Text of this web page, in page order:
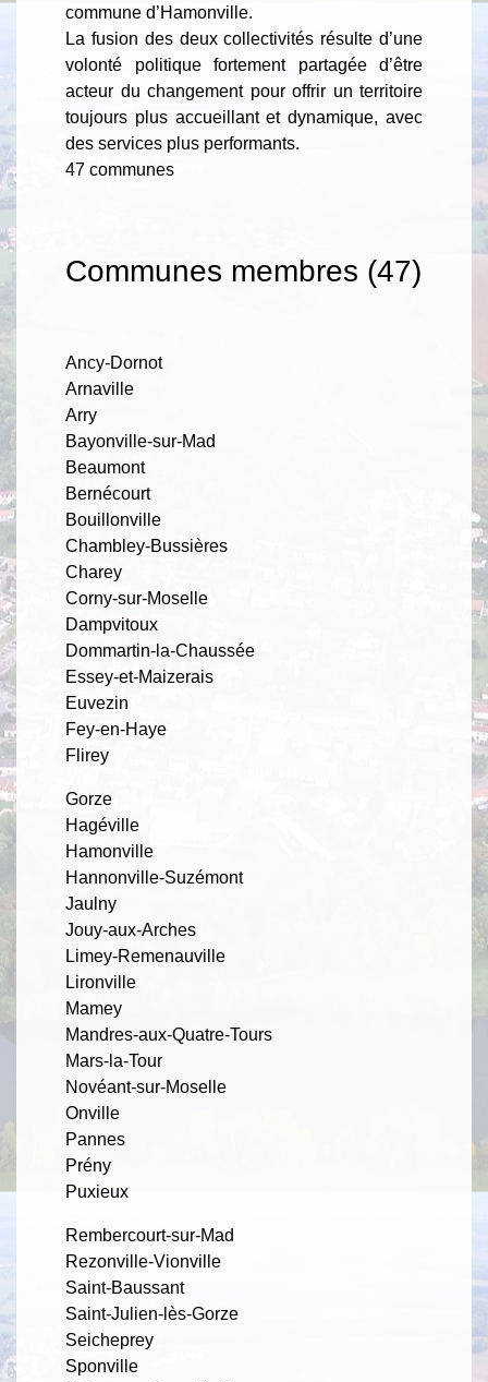
commune d’Hamonville.
La fusion des deux collectivités résulte d’une
volonté politique fortement partagée d’être
acteur du changement pour offrir un territoire
toujours plus accueillant et dynamique, avec
des services plus performants.
47 communes
Communes membres (47)
Ancy-Dornot
Arnaville
Arry
Bayonville-sur-Mad
Beaumont
Bernécourt
Bouillonville
Chambley-Bussières
Charey
Corny-sur-Moselle
Dampvitoux
Dommartin-la-Chaussée
Essey-et-Maizerais
Euvezin
Fey-en-Haye
Flirey
Gorze
Hagéville
Hamonville
Hannonville-Suzémont
Jaulny
Jouy-aux-Arches
Limey-Remenauville
Lironville
Mamey
Mandres-aux-Quatre-Tours
Mars-la-Tour
Novéant-sur-Moselle
Onville
Pannes
Prény
Puxieux
Rembercourt-sur-Mad
Rezonville-Vionville
Saint-Baussant
Saint-Julien-lès-Gorze
Seicheprey
Sponville